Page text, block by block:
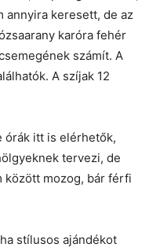
annyira keresett, de az
karóra fehér
számít. A
A szíjak 12
órák itt is elérhetők,
tervezi, de
között mozog, bár férfi
stílusos ajándékot